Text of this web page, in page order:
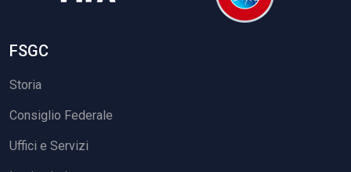
FSGC
Storia
Consiglio Federale
Uffici e Servizi